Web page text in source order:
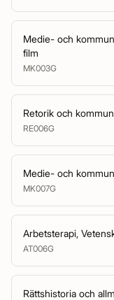
Medie- och
film
MK003G
Retorik och
RE006G
Medie- och
MK007G
Arbetsterapi,
AT006G
Rättshistoria och